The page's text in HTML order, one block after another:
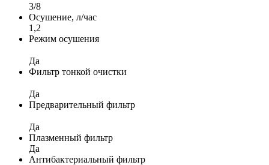
3/8
Осушение, л/час
1,2
Режим осушения
Да
Фильтр тонкой очистки
Да
Предварительный фильтр
Да
Плазменный фильтр
Да
Антибактериальный фильтр